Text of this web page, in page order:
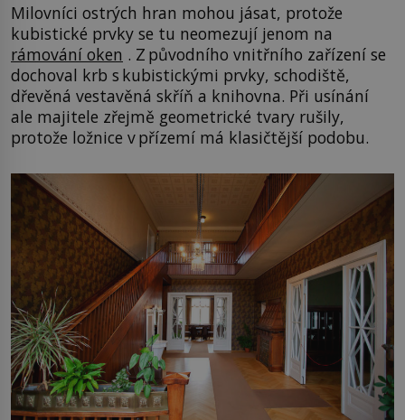
Milovníci ostrých hran mohou jásat, protože
kubistické prvky se tu neomezují jenom na
rámování oken . Z původního vnitřního zařízení se
dochoval krb s kubistickými prvky, schodiště,
dřevěná vestavěná skříň a knihovna. Při usínání
ale majitele zřejmě geometrické tvary rušily,
protože ložnice v přízemí má klasičtější podobu.